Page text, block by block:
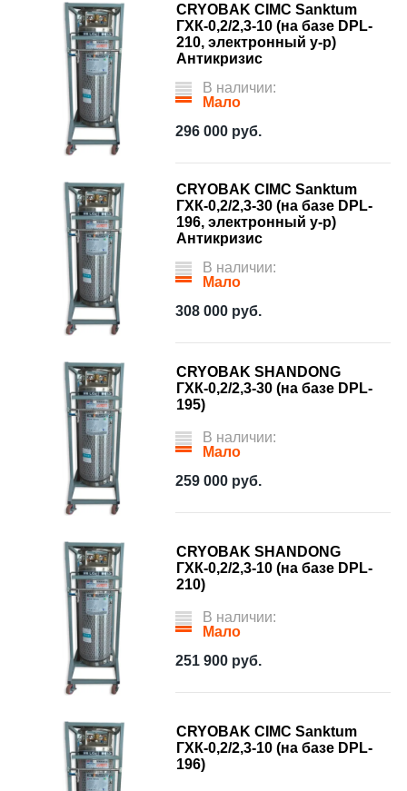
CRYOBAK CIMC Sanktum
ГХК-0,2/2,3-10 (на базе DPL-
210, электронный у-р)
Антикризис
В наличии:
Мало
296 000 руб.
CRYOBAK CIMC Sanktum
ГХК-0,2/2,3-30 (на базе DPL-
196, электронный у-р)
Антикризис
В наличии:
Мало
308 000 руб.
CRYOBAK SHANDONG
ГХК-0,2/2,3-30 (на базе DPL-
195)
В наличии:
Мало
259 000 руб.
CRYOBAK SHANDONG
ГХК-0,2/2,3-10 (на базе DPL-
210)
В наличии:
Мало
251 900 руб.
CRYOBAK CIMC Sanktum
ГХК-0,2/2,3-10 (на базе DPL-
196)